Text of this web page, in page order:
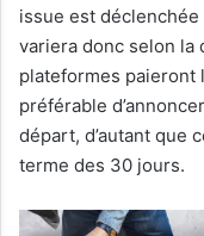
issue est
variera donc selon la
plateformes paieront
préférable
départ, d’autant que
terme des 30 jours.